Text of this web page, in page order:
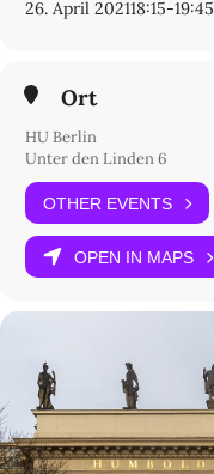
26. April 202118:15-19:45
Ort
HU Berlin
Unter den Linden 6
OTHER EVENTS
OPEN IN MAPS